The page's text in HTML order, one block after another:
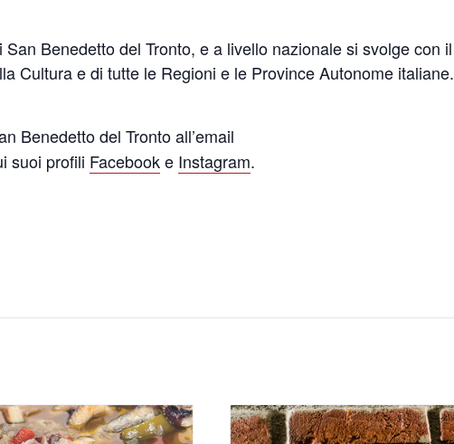
Benedetto del Tronto, e a livello nazionale si svolge con il
Cultura e di tutte le Regioni e le Province Autonome italiane.
Benedetto del Tronto all’email
suoi profili Facebooke Instagram.